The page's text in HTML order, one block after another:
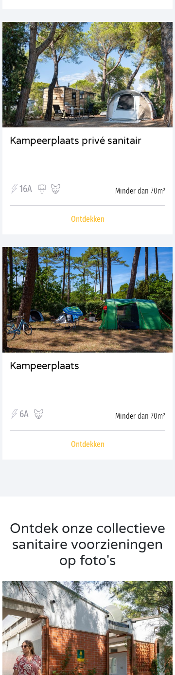
Kampeerplaats privé sanitair
16A Minder dan 70m²
Ontdekken
Kampeerplaats
6A Minder dan 70m²
Ontdekken
Ontdek onze collectieve
sanitaire voorzieningen
op foto's